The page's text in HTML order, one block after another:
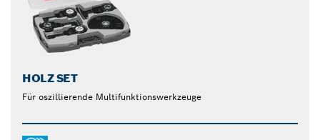
HOLZ SET
Für oszillierende Multifunktionswerkzeuge